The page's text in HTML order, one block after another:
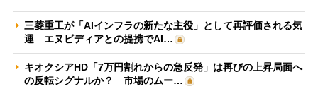
三菱重工が「AIインフラの新たな主役」として再評価される気
運 エヌビディアとの提携でAI…
キオクシアHD「7万円割れからの急反発」は再びの上昇局面へ
の反転シグナルか？ 市場のムー…